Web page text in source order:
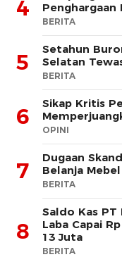
4
Penghargaan
BERITA
5
Setahun
Selatan
BERITA
6
Sikap Kritis
OPINI
7
Dugaan
Belanja
BERITA
8
Saldo Kas PT
Laba Capai
13 Juta
BERITA